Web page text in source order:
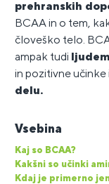
prehranskih
BCAA in o tem,
človeško telo.
ampak tudi
in pozitivne učinke
delu.
Vsebina
Kaj so BCAA?
Kakšni so učinki
Kdaj je primerno